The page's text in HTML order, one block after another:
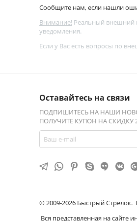
Сообщите нам, если нашли
Внимание! Реальный внешний
уведомления.
Если у Вас есть вопросы по
Оставайтесь на связи
ПОДПИШИТЕСЬ НА НАШИ
ПОЛУЧИТЕ КУПОН НА СКИДКУ
© 2009-2026 Быстрый
Вся представленная на сайте